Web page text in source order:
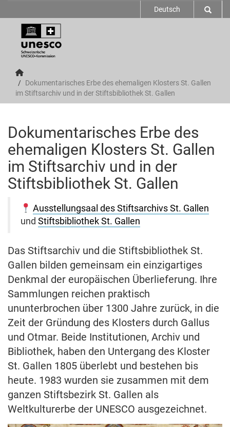
Deutsch
Dokumentarisches Erbe des ehemaligen Klosters St. Gallen
im Stiftsarchiv und in der Stiftsbibliothek St. Gallen
Dokumentarisches Erbe des
ehemaligen Klosters St. Gallen
im Stiftsarchiv und in der
Stiftsbibliothek St. Gallen
Ausstellungsaal des Stiftsarchivs St. Gallen
und Stiftsbibliothek St. Gallen
Das Stiftsarchiv und die Stiftsbibliothek St.
Gallen bilden gemeinsam ein einzigartiges
Denkmal der europäischen Überlieferung. Ihre
Sammlungen reichen praktisch
ununterbrochen über 1300 Jahre zurück, in die
Zeit der Gründung des Klosters durch Gallus
und Otmar. Beide Institutionen, Archiv und
Bibliothek, haben den Untergang des Kloster
St. Gallen 1805 überlebt und bestehen bis
heute. 1983 wurden sie zusammen mit dem
ganzen Stiftsbezirk St. Gallen als
Weltkulturerbe der UNESCO ausgezeichnet.